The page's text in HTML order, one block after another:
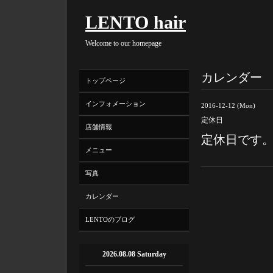
LENTO hair
Welcome to our homepage
カレンダー
2016-12-12 (Mon)
定休日
定休日です
トップページ
インフォメーション
店舗情報
メニュー
写真
カレンダー
LENTOのブログ
2026.08.08 Saturday